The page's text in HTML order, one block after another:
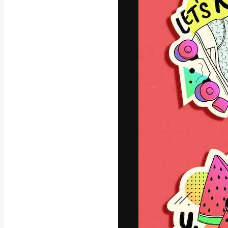
La piattaforma
migliori lavori.
creativi,
Italiano
Copyright ©